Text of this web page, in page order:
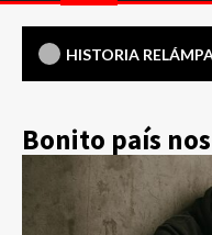
HISTORIA
Bonito país